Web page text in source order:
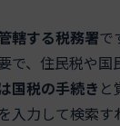
轄する税務署で
で、住民税や国
国税の手続き と
入力して検索